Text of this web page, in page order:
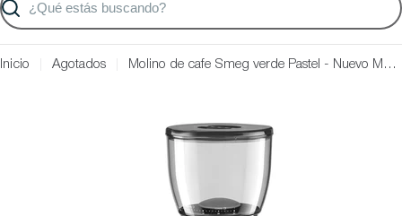
Buscar
Inicio Agotados Molino de cafe Smeg verde Pastel - Nuevo Modelo